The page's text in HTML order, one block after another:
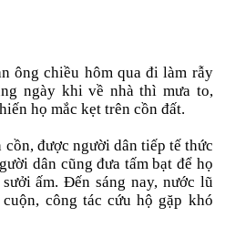
ông chiều hôm qua đi làm rẫy
ngày khi về nhà thì mưa to,
họ mắc kẹt trên cồn đất.
cồn, được người dân tiếp tế thức
dân cũng đưa tấm bạt để họ
ấm. Đến sáng nay, nước lũ
công tác cứu hộ gặp khó